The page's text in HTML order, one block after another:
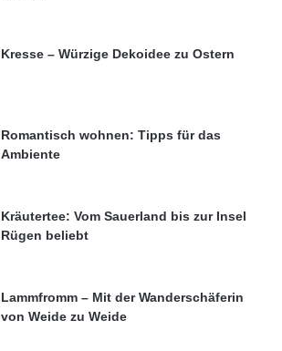
Kresse – Würzige Dekoidee zu Ostern
Romantisch wohnen: Tipps für das
Ambiente
Kräutertee: Vom Sauerland bis zur Insel
Rügen beliebt
Lammfromm – Mit der Wanderschäferin
von Weide zu Weide